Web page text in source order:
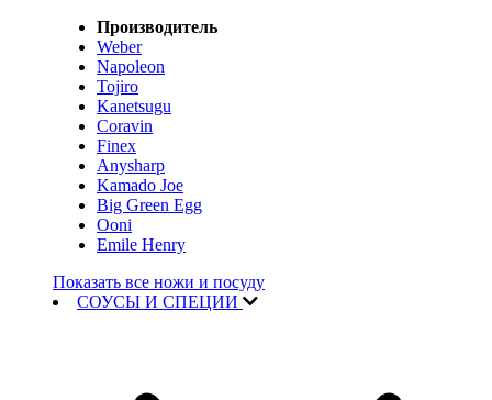
Производитель
Weber
Napoleon
Tojiro
Kanetsugu
Coravin
Finex
Anysharp
Kamado Joe
Big Green Egg
Ooni
Emile Henry
Показать все ножи и посуду
СОУСЫ И СПЕЦИИ